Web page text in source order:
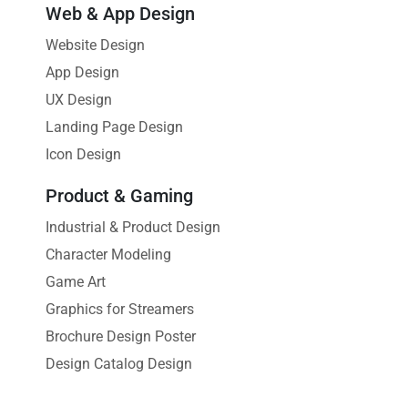
Web & App Design
Website Design
App Design
UX Design
Landing Page Design
Icon Design
Product & Gaming
Industrial & Product Design
Character Modeling
Game Art
Graphics for Streamers
Brochure Design Poster
Design Catalog Design